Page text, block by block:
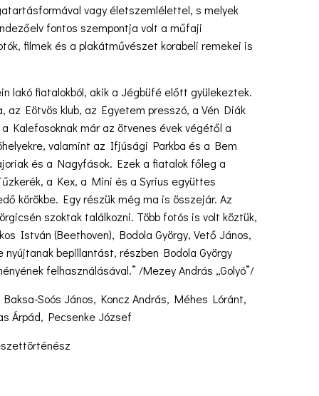
vagy életszemlélettel, s melyek
fontos szempontja volt a műfaji
filmek és a plakátművészet korabeli remekei is
lakó fiatalokból, akik a Jégbüfé előtt gyülekeztek.
Eötvös klub, az Egyetem presszó, a Vén Diák
Kalefosoknak már az ötvenes évek végétől a
valamint az Ifjúsági Parkba és a Bem
és a Nagyfások. Ezek a fiatalok főleg a
a Kex, a Mini és a Syrius együttes
körökbe. Egy részük még ma is összejár. Az
szoktak találkozni. Több fotós is volt köztük,
István (Beethoven), Bodola György, Vető János,
bepillantást, részben Bodola György
felhasználásával.” /Mezey András „Golyó”/
Soós János, Koncz András, Méhes Lóránt,
Árpád, Pecsenke József